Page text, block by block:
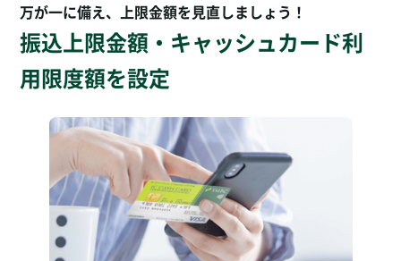
万が一に備え、上限金額を見直しましょう！
振込上限金額・キャッシュカード利
用限度額を設定